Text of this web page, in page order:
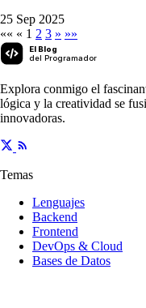
25 Sep 2025
«« « 1 2 3 » »»
El Blog
del Programador
Explora conmigo el
lógica y la creatividad se
innovadoras.
Temas
Lenguajes
Backend
Frontend
DevOps & Cloud
Bases de Datos